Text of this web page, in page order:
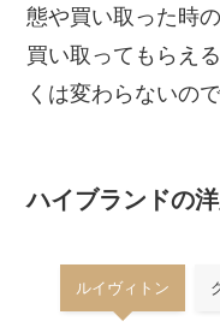
態や買い取った時
買い取ってもらえ
くは変わらないの
ハイブランドの
ルイヴィトン